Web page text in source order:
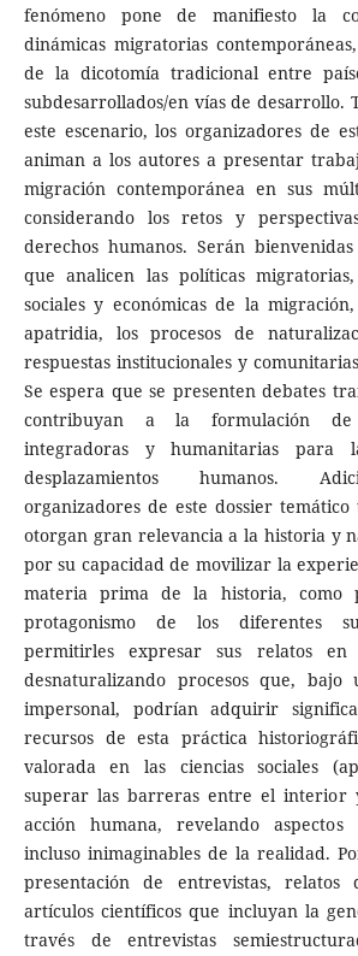
fenómeno pone de manifiesto la
dinámicas migratorias
de la dicotomía tradicional entre
subdesarrollados/en vías de desarrollo.
este escenario, los organizadores de
animan a los autores a presentar
migración contemporánea en sus
considerando los retos y
derechos humanos. Serán
que analicen las políticas
sociales y económicas de la
apatridia, los procesos de
respuestas institucionales y
Se espera que se presenten debates
contribuyan a la formulación de
integradoras y humanitarias para
desplazamientos humanos.
organizadores de este dossier
otorgan gran relevancia a la historia y
por su capacidad de movilizar la
materia prima de la historia, como
protagonismo de los diferentes
permitirles expresar sus relatos en
desnaturalizando procesos que, bajo
impersonal, podrían adquirir
recursos de esta práctica
valorada en las ciencias sociales
superar las barreras entre el
acción humana, revelando aspectos
incluso inimaginables de la realidad.
presentación de entrevistas, relatos
artículos científicos que incluyan la
través de entrevistas